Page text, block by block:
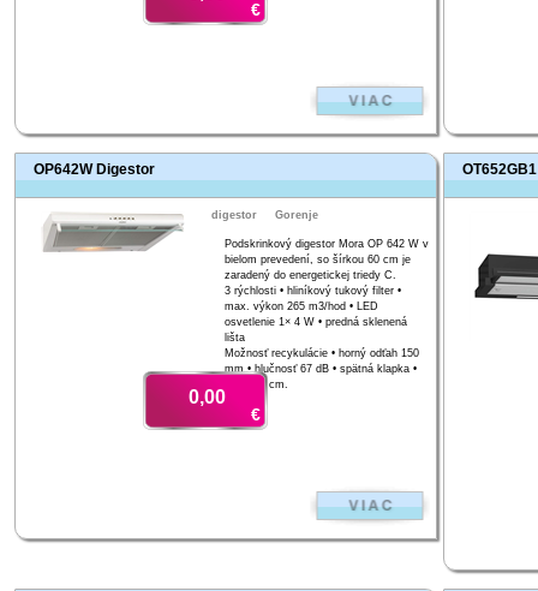
€
OP642W Digestor
digestor Gorenje
Podskrinkový digestor Mora OP 642 W v
bielom prevedení, so šírkou 60 cm je
zaradený do energetickej triedy C.
3 rýchlosti • hliníkový tukový filter •
max. výkon 265 m3/hod • LED
osvetlenie 1× 4 W • predná sklenená
lišta
Možnosť recykulácie • horný odťah 150
mm • hlučnosť 67 dB • spätná klapka •
šírka 60 cm.
0,00
€